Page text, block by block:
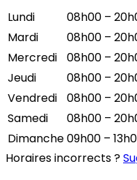
Lundi
08h00 –
Mardi
08h00 –
Mercredi
08h00 –
Jeudi
08h00 –
Vendredi
08h00 –
Samedi
08h00 –
Dimanche09h00 –
Horaires incorrects ?